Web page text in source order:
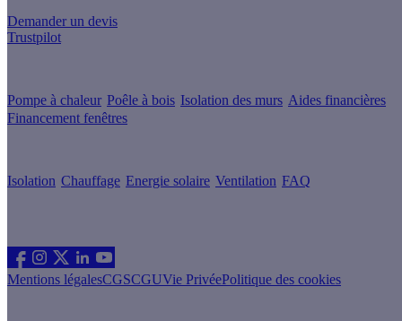
Demander un devis
Trustpilot
Pompe à chaleur Poêle à bois Isolation des murs Aides financières
Financement fenêtres
Isolation Chauffage Energie solaire Ventilation FAQ
Mentions légalesCGSCGUVie PrivéePolitique des cookies